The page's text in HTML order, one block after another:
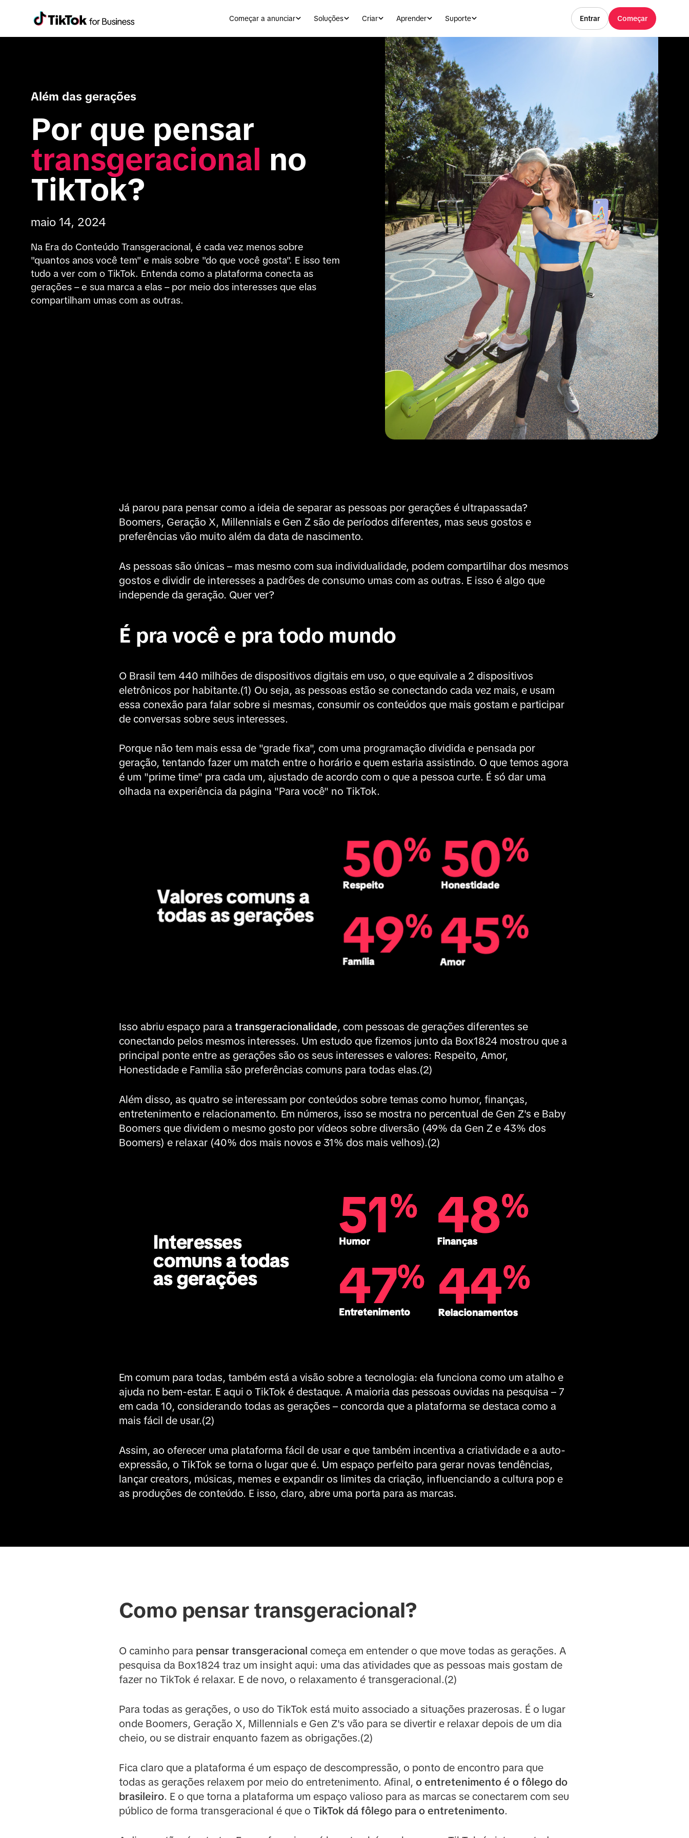
Começar a anunciar Soluções Criar Aprender Suporte Entrar Começar
Além das gerações
transgeracional no
TikTok?
maio 14, 2024
Na Era do Conteúdo Transgeracional, é cada vez menos sobre
"quantos anos você tem" e mais sobre "do que você gosta". E isso tem
tudo a ver com o TikTok. Entenda como a plataforma conecta as
gerações – e sua marca a elas – por meio dos interesses que elas
compartilham umas com as outras.
Já parou para pensar como a ideia de separar as pessoas por gerações é ultrapassada?
Boomers, Geração X, Millennials e Gen Z são de períodos diferentes, mas seus gostos e
preferências vão muito além da data de nascimento.
As pessoas são únicas – mas mesmo com sua individualidade, podem compartilhar dos mesmos
gostos e dividir de interesses a padrões de consumo umas com as outras. E isso é algo que
independe da geração. Quer ver?
É pra você e pra todo mundo
O Brasil tem 440 milhões de dispositivos digitais em uso, o que equivale a 2 dispositivos
eletrônicos por habitante.(1) Ou seja, as pessoas estão se conectando cada vez mais, e usam
essa conexão para falar sobre si mesmas, consumir os conteúdos que mais gostam e participar
de conversas sobre seus interesses.
Porque não tem mais essa de "grade fixa", com uma programação dividida e pensada por
geração, tentando fazer um match entre o horário e quem estaria assistindo. O que temos agora
é um "prime time" pra cada um, ajustado de acordo com o que a pessoa curte. É só dar uma
olhada na experiência da página "Para você" no TikTok.
Isso abriu espaço para a transgeracionalidade, com pessoas de gerações diferentes se
conectando pelos mesmos interesses. Um estudo que fizemos junto da Box1824 mostrou que a
principal ponte entre as gerações são os seus interesses e valores: Respeito, Amor,
Honestidade e Família são preferências comuns para todas elas.(2)
Além disso, as quatro se interessam por conteúdos sobre temas como humor, finanças,
entretenimento e relacionamento. Em números, isso se mostra no percentual de Gen Z's e Baby
Boomers que dividem o mesmo gosto por vídeos sobre diversão (49% da Gen Z e 43% dos
Boomers) e relaxar (40% dos mais novos e 31% dos mais velhos).(2)
Em comum para todas, também está a visão sobre a tecnologia: ela funciona como um atalho e
ajuda no bem-estar. E aqui o TikTok é destaque. A maioria das pessoas ouvidas na pesquisa – 7
em cada 10, considerando todas as gerações – concorda que a plataforma se destaca como a
mais fácil de usar.(2)
Assim, ao oferecer uma plataforma fácil de usar e que também incentiva a criatividade e a auto-
expressão, o TikTok se torna o lugar que é. Um espaço perfeito para gerar novas tendências,
lançar creators, músicas, memes e expandir os limites da criação, influenciando a cultura pop e
as produções de conteúdo. E isso, claro, abre uma porta para as marcas.
Como pensar transgeracional?
O caminho para pensar transgeracional começa em entender o que move todas as gerações. A
pesquisa da Box1824 traz um insight aqui: uma das atividades que as pessoas mais gostam de
fazer no TikTok é relaxar. E de novo, o relaxamento é transgeracional.(2)
Para todas as gerações, o uso do TikTok está muito associado a situações prazerosas. É o lugar
onde Boomers, Geração X, Millennials e Gen Z's vão para se divertir e relaxar depois de um dia
cheio, ou se distrair enquanto fazem as obrigações.(2)
Fica claro que a plataforma é um espaço de descompressão, o ponto de encontro para que
todas as gerações relaxem por meio do entretenimento. Afinal, o entretenimento é o fôlego do
brasileiro. E o que torna a plataforma um espaço valioso para as marcas se conectarem com seu
público de forma transgeracional é que o TikTok dá fôlego para o entretenimento.